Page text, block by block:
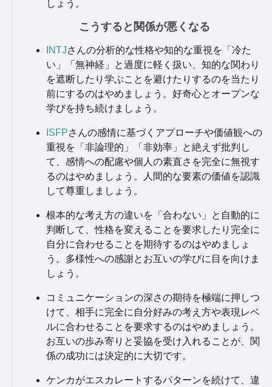
しょう。
こうすると関係が悪くなる
INTJさんの分析的な性格や知的な重視を「冷た
い」「無神経」と過度に軽く扱い、知的な関わり
を遮断したり学ぶことを避けたりするのを当たり
前にするのはやめましょう。好奇心とオープンな
学びを持ち続けましょう。
ISFPさんの感情に基づくアプローチや価値観への
重視を「非論理的」「非効率」と絶えず批判し
て、感情への配慮や個人の素直さを完全に無視す
るのはやめましょう。人間的な要素の価値を認識
して尊重しましょう。
根本的な考え方の違いを「合わない」と自動的に
判断して、性格を変えることを要求したり完全に
自分に合わせることを期待するのはやめましょ
う。多様性への感謝とお互いの学びに目を向けま
しょう。
コミュニケーションの深さの期待を極端に押しつ
けて、相手に完全に自分好みの考え方や表現レベ
ルに合わせることを要求するのはやめましょう。
お互いの歩み寄りと妥協を受け入れることが、関
係の成功には決定的に大切です。
ケンカがエスカレートするパターンを続けて、違